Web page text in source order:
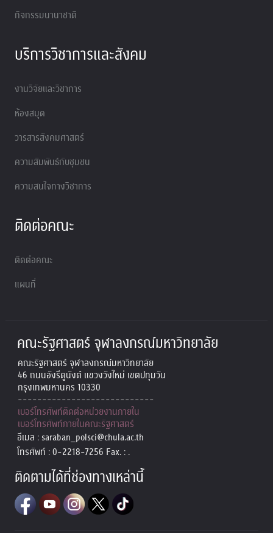
กิจกรรมนานาชาติ
บริการวิชาการและสังคม
งานวิจัยและวิชาการ
ห้องสมุด
วารสารสังคมศาสตร์
ความสัมพันธ์กับชุมชน
ความสนใจทางวิชาการ
ติดต่อคณะ
ติดต่อคณะ
แผนที่
คณะรัฐศาสตร์ จุฬาลงกรณ์มหาวิทยาลัย
คณะรัฐศาสตร์ จุฬาลงกรณ์มหาวิทยาลัย
46 ถนนอังรีดูนังต์ แขวงวังใหม่ เขตปทุมวัน
กรุงเทพมหานคร 10330
----------------------------
เบอร์โทรศัพท์ติดต่อหน่วยงานภายใน
เบอร์โทรศัพท์ภายในคณะรัฐศาสตร์
อีเมล : saraban_polsci@chula.ac.th
โทรศัพท์ : 0-2218-7256 Fax. : .
ติดตามได้ที่ช่องทางเหล่านี้